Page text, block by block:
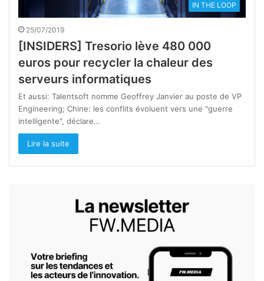
IN THE LOOP
25/07/2019
[INSIDERS] Tresorio lève 480 000
euros pour recycler la chaleur des
serveurs informatiques
Et aussi: Talentsoft nomme Geoffrey Janvier au poste de VP
Engineering; Chine: les conflits évoluent vers une "guerre
intelligente", déclare…
Lire la suite